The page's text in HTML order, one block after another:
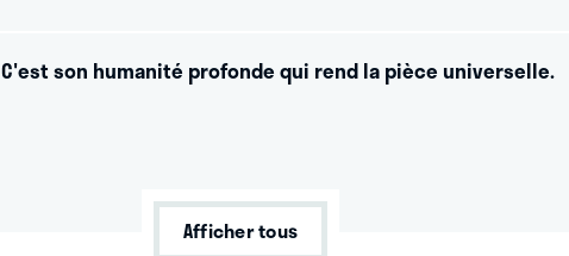
C'est son humanité profonde qui rend la pièce universelle.
Afficher tous